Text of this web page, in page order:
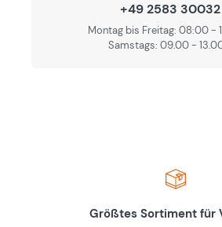
+49 2583
Montag bis Freitag: 08:00 -
Samstags: 09.00 -
Größtes Sortiment für